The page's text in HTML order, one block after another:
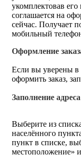
укомплектовав
соглашается на
сейчас. Получает
мобильный
Оформление
Если вы уверены в
оформить заказ,
Заполнение адреса
Выберите из
населённого
пункт в списке,
местоположение»